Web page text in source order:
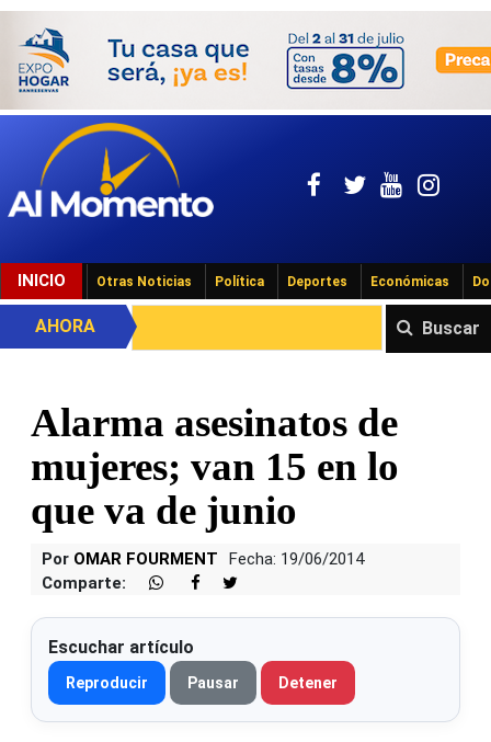
INICIO Otras Noticias Política Deportes Económicas
Buscar
AHORA
Alarma asesinatos de
mujeres; van 15 en lo
que va de junio
Por OMAR FOURMENT
Fecha: 19/06/2014
Comparte:
Escuchar artículo
Reproducir Pausar Detener